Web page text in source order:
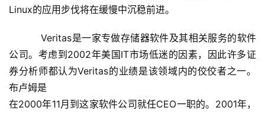
Linux的应用步伐将在缓慢中沉稳前进。
Veritas是一家专做存储器软件及其相关服务的软件
公司。考虑到2002年美国IT市场低迷的因素，因此许多证
券分析师都认为Veritas的业绩是该领域内的佼佼者之一。
布卢姆是
在2000年11月到这家软件公司就任CEO一职的。2001年，